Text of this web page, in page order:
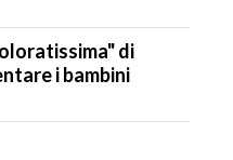
di
i bambini